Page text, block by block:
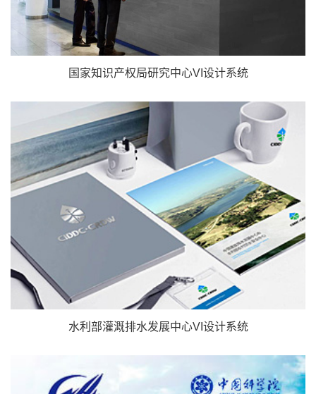
国家知识产权局研究中心VI设计系统
水利部灌溉排水发展中心VI设计系统